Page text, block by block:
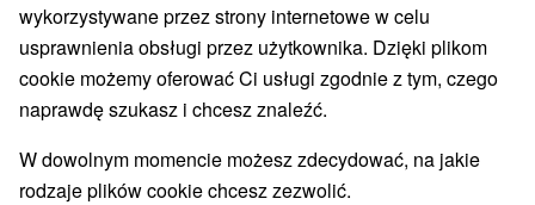
8,5 doskonały·186 recenzji
wykorzystywane przez strony internetowe w celu
usprawnienia obsługi przez użytkownika. Dzięki plikom
cookie możemy oferować Ci usługi zgodnie z tym, czego
naprawdę szukasz i chcesz znaleźć.
W dowolnym momencie możesz zdecydować, na jakie
rodzaje plików cookie chcesz zezwolić.